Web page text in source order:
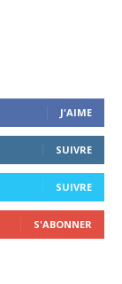
J'AIME
SUIVRE
SUIVRE
S'ABONNER